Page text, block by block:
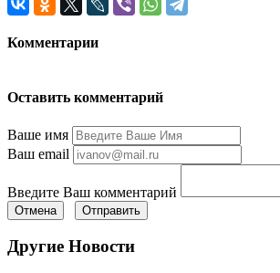
Комментарии
Оставить комментарий
Ваше имя
Ваш email
Введите Ваш комментарий
Отмена Отправить
Другие Новости